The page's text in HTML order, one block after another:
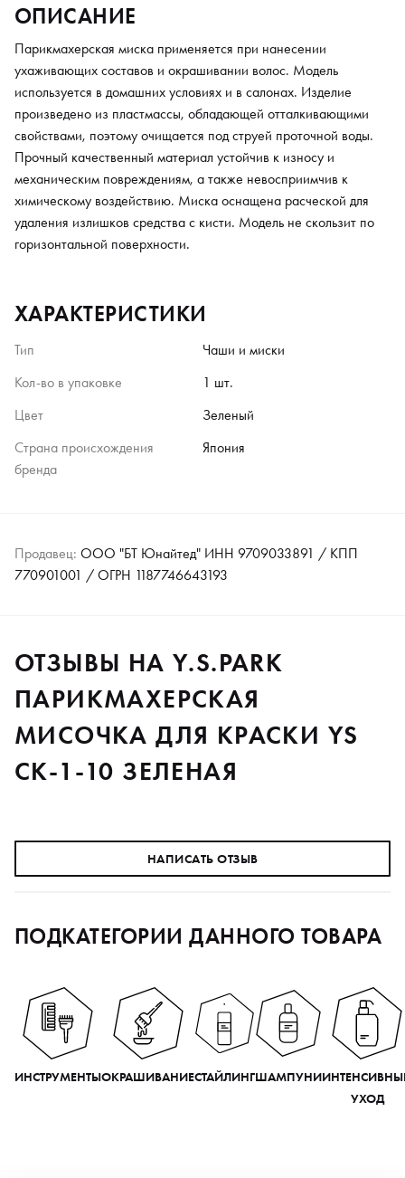
ОПИСАНИЕ
Парикмахерская миска применяется при нанесении
ухаживающих составов и окрашивании волос. Модель
используется в домашних условиях и в салонах. Изделие
произведено из пластмассы, обладающей отталкивающими
свойствами, поэтому очищается под струей проточной воды.
Прочный качественный материал устойчив к износу и
механическим повреждениям, а также невосприимчив к
химическому воздействию. Миска оснащена расческой для
удаления излишков средства с кисти. Модель не скользит по
горизонтальной поверхности.
ХАРАКТЕРИСТИКИ
Тип
Чаши и миски
Кол-во в упаковке
1 шт.
Цвет
Зеленый
Страна происхождения
бренда
Япония
Продавец: ООО "БТ Юнайтед" ИНН 9709033891 / КПП
770901001 / ОГРН 1187746643193
ОТЗЫВЫ НА Y.S.PARK
ПАРИКМАХЕРСКАЯ
МИСОЧКА ДЛЯ КРАСКИ YS
CK-1-10 ЗЕЛЕНАЯ
НАПИСАТЬ ОТЗЫВ
ПОДКАТЕГОРИИ ДАННОГО ТОВАРА
ИНСТРУМЕНТЫОКРАШИВАНИЕСТАЙЛИНГШАМПУНИ
УХОД